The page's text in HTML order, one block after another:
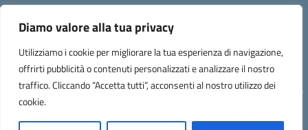
Diamo valore alla tua privacy
Utilizziamo i cookie per migliorare la tua esperienza di navigazione,
offrirti pubblicità o contenuti personalizzati e analizzare il nostro
traffico. Cliccando “Accetta tutti”, acconsenti al nostro utilizzo dei
cookie.
Codice meccanografico:LUIC83100X
Codice Indice delle Pubbliche Amministrazioni (IPA): istsc_luic83100x
Codice unico di fatturazione (CUF): UFR4MU